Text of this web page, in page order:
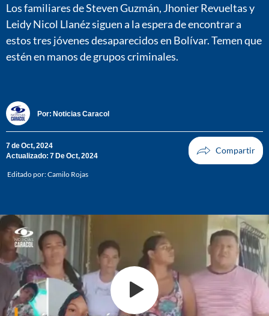
Los familiares de Steven Guzmán, Jhonier Revueltas y
Leidy Nicol Llanéz siguen a la espera de encontrar a
estos tres jóvenes desaparecidos en Bolívar. Temen que
estén en manos de grupos criminales.
Por: Noticias Caracol
7 de Oct, 2024
Actualizado: 7 De Oct, 2024
Editado por:Camilo Rojas